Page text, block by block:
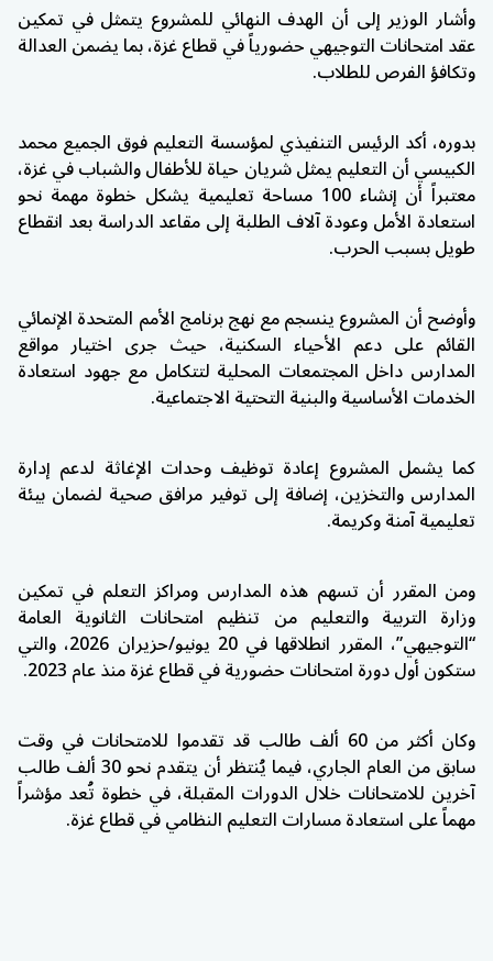
وأشار الوزير إلى أن الهدف النهائي للمشروع يتمثل في تمكين
عقد امتحانات التوجيهي حضورياً في قطاع غزة، بما يضمن العدالة
وتكافؤ الفرص للطلاب.
بدوره، أكد الرئيس التنفيذي لمؤسسة التعليم فوق الجميعمحمد
الكبيسيأن التعليم يمثل شريان حياة للأطفال والشباب في غزة،
معتبراً أن إنشاء 100 مساحة تعليمية يشكل خطوة مهمة نحو
استعادة الأمل وعودة آلاف الطلبة إلى مقاعد الدراسة بعد انقطاع
طويل بسبب الحرب.
وأوضح أن المشروع ينسجم مع نهج برنامج الأمم المتحدة الإنمائي
القائم على دعم الأحياء السكنية، حيث جرى اختيار مواقع
المدارس داخل المجتمعات المحلية لتتكامل مع جهود استعادة
الخدمات الأساسية والبنية التحتية الاجتماعية.
كما يشمل المشروع إعادة توظيف وحدات الإغاثة لدعم إدارة
المدارس والتخزين، إضافة إلى توفير مرافق صحية لضمان بيئة
تعليمية آمنة وكريمة.
ومن المقرر أن تسهم هذه المدارس ومراكز التعلم في تمكين
وزارة التربية والتعليم من تنظيم امتحانات الثانوية العامة
“التوجيهي”، المقرر انطلاقها في 20 يونيو/حزيران 2026، والتي
ستكون أول دورة امتحانات حضورية في قطاع غزة منذ عام 2023.
وكان أكثر من 60 ألف طالب قد تقدموا للامتحانات في وقت
سابق من العام الجاري، فيما يُنتظر أن يتقدم نحو 30 ألف طالب
آخرين للامتحانات خلال الدورات المقبلة، في خطوة تُعد مؤشراً
مهماً على استعادة مسارات التعليم النظامي في قطاع غزة.